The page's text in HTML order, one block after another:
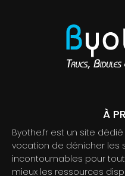
À
Byothe.fr est un site
vocation de dénicher les
incontournables pour
mieux les ressources